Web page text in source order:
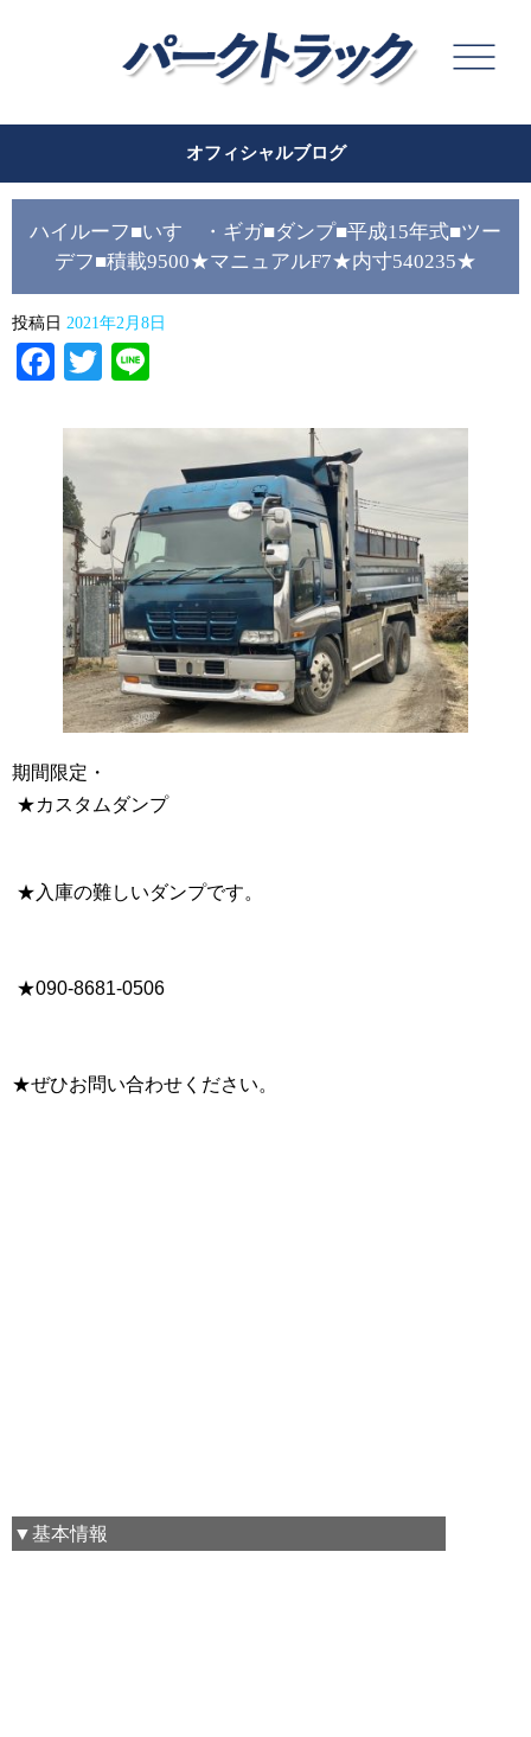
オフィシャルブログ
ハイルーフ■いすゞ・ギガ■ダンプ■平成15年式■ツー
デフ■積載9500★マニュアルF7★内寸540235★
投稿日 2021年2月8日
Facebook
Twitter
期間限定・
★カスタムダンプ
★入庫の難しいダンプです。
★090-8681-0506
★ぜひお問い合わせください。
▼基本情報